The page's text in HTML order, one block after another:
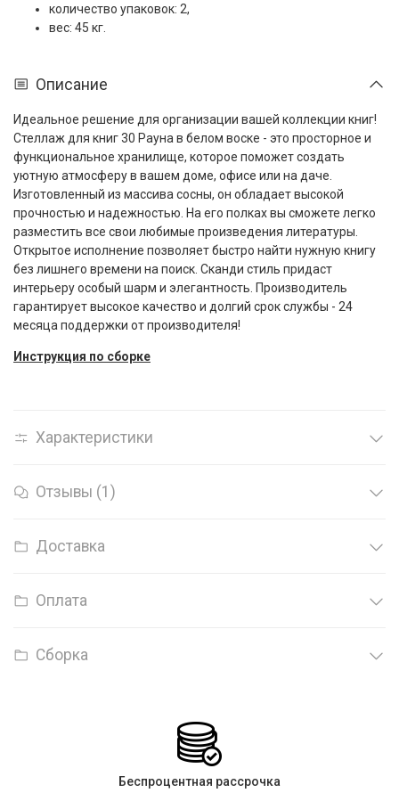
количество упаковок: 2,
вес: 45 кг.
Описание
Идеальное решение для организации вашей коллекции книг!
Стеллаж для книг 30 Рауна в белом воске - это просторное и
функциональное хранилище, которое поможет создать
уютную атмосферу в вашем доме, офисе или на даче.
Изготовленный из массива сосны, он обладает высокой
прочностью и надежностью. На его полках вы сможете легко
разместить все свои любимые произведения литературы.
Открытое исполнение позволяет быстро найти нужную книгу
без лишнего времени на поиск. Сканди стиль придаст
интерьеру особый шарм и элегантность. Производитель
гарантирует высокое качество и долгий срок службы - 24
месяца поддержки от производителя!
Инструкция по сборке
Характеристики
Отзывы (1)
Доставка
Оплата
Сборка
Беспроцентная рассрочка